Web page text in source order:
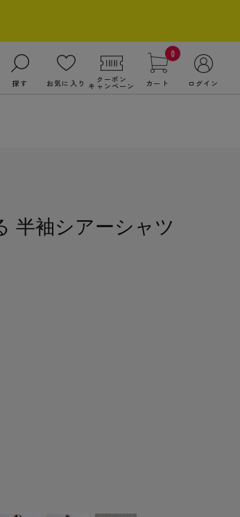
探す お気に入り クーポン
キャンペーン
0
カート ログイン
半袖シアーシャツ